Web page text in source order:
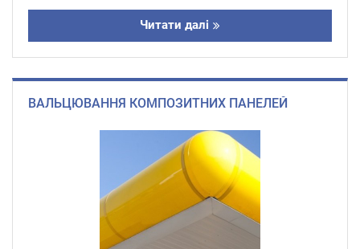
Читати далі
ВАЛЬЦЮВАННЯ КОМПОЗИТНИХ ПАНЕЛЕЙ